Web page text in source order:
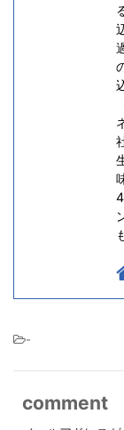
-
comment